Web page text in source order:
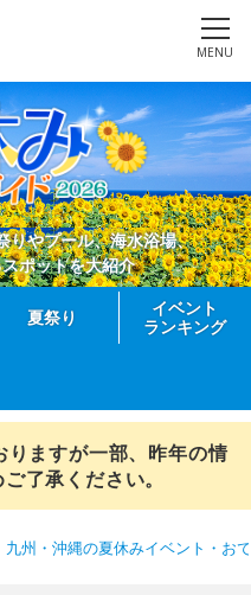
MENU
りやプール、海水浴場、
ポットを大紹介
夏祭り
イベント
ランキング
ますが一部、昨年の情
了承ください。
九州・沖縄の夏休みイベント・お